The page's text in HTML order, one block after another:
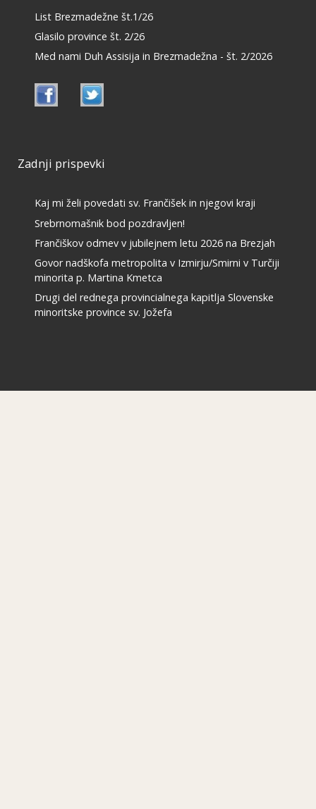
List Brezmadežne št.1/26
Glasilo province št. 2/26
Med nami Duh Assisija in Brezmadežna - št. 2/2026
Zadnji prispevki
Kaj mi želi povedati sv. Frančišek in njegovi kraji
Srebrnomašnik bod pozdravljen!
Frančiškov odmev v jubilejnem letu 2026 na Brezjah
Govor nadškofa metropolita v Izmirju/Smirni v Turčiji
minorita p. Martina Kmetca
Drugi del rednega provincialnega kapitlja Slovenske
minoritske province sv. Jožefa